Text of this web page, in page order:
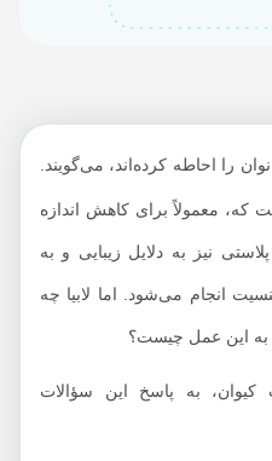
را احاطه کرده‌اند، می‌گویند.
معمولاً برای کاهش اندازه
نیز به دلایل زیبایی و به
می‌شود. اما لابیا چه
عمل چیست؟
به پاسخ این سؤالات